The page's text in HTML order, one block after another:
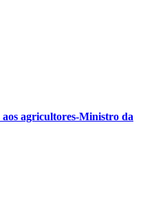
agricultores-Ministro da